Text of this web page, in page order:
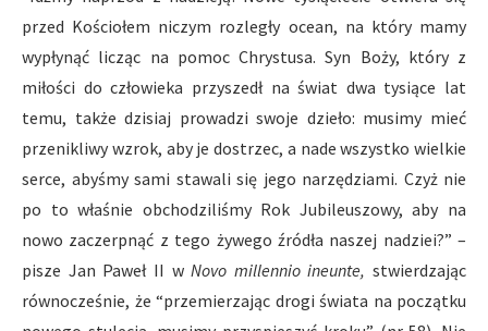
przed Kościołem niczym rozległy ocean, na który mamy
wypłynąć licząc na pomoc Chrystusa. Syn Boży, który z
miłości do człowieka przyszedł na świat dwa tysiące lat
temu, także dzisiaj prowadzi swoje dzieło: musimy mieć
przenikliwy wzrok, aby je dostrzec, a nade wszystko wielkie
serce, abyśmy sami stawali się jego narzędziami. Czyż nie
po to właśnie obchodziliśmy Rok Jubileuszowy, aby na
nowo zaczerpnąć z tego żywego źródła naszej nadziei?” –
pisze Jan Paweł II wNovo millennio ineunte, stwierdzając
równocześnie, że “przemierzając drogi świata na początku